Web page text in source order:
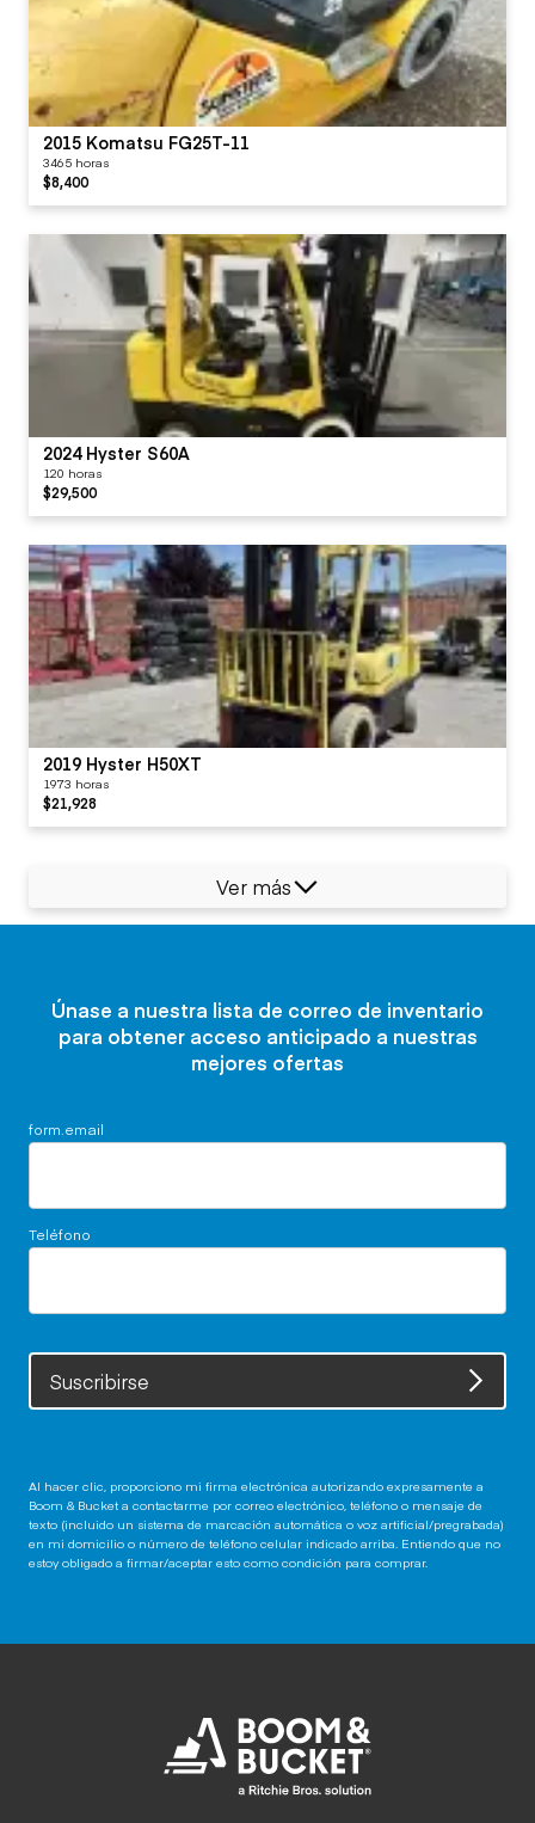
2015 Komatsu FG25T-11
3465 horas
$8,400
2024 Hyster S60A
120 horas
$29,500
2019 Hyster H50XT
1973 horas
$21,928
Ver más
Únase a nuestra lista de correo de inventario
para obtener acceso anticipado a nuestras
mejores ofertas
form.email
Teléfono
Suscribirse
Al hacer clic, proporciono mi firma electrónica autorizando expresamente a
Boom & Bucket a contactarme por correo electrónico, teléfono o mensaje de
texto (incluido un sistema de marcación automática o voz artificial/pregrabada)
en mi domicilio o número de teléfono celular indicado arriba. Entiendo que no
estoy obligado a firmar/aceptar esto como condición para comprar.